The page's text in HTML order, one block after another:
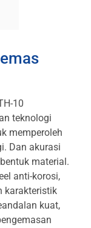
10
teknologi
memperoleh
Dan akurasi
material.
anti-korosi,
karakteristik
kuat,